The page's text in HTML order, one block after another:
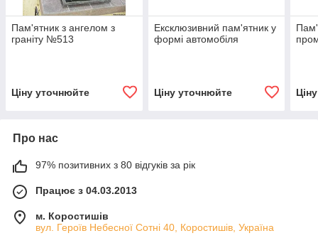
Пам'ятник з ангелом з
граніту №513
Ціну уточнюйте
Ексклюзивний пам'ятник у
формі автомобіля
Ціну уточнюйте
Про нас
97% позитивних з 80 відгуків за рік
Працює з 04.03.2013
м. Коростишів
вул. Героїв Небесної Сотні 40, Коростишів, Україна